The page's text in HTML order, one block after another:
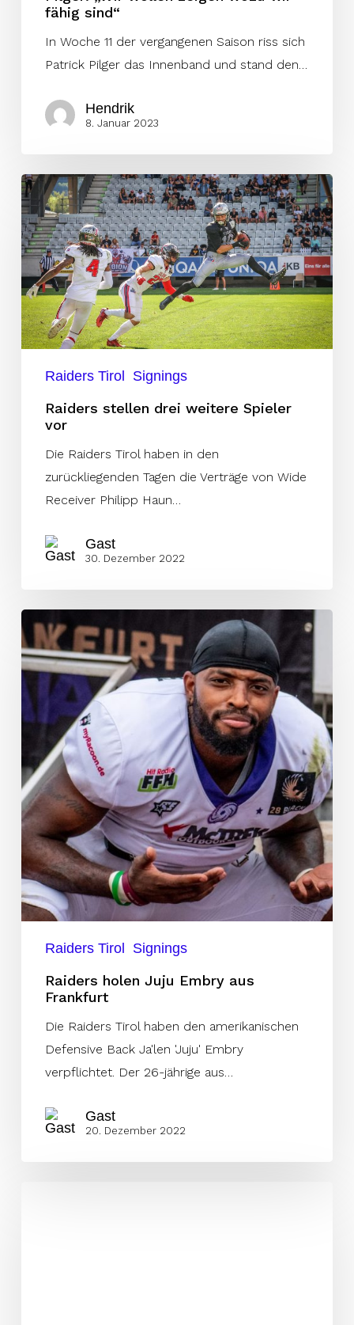
fähig sind“
In Woche 11 der vergangenen Saison riss sich
Patrick Pilger das Innenband und stand den…
Hendrik
8. Januar 2023
Raiders
stellen
drei
weitere
Spieler
vor
Raiders Tirol Signings
Raiders stellen drei weitere Spieler
vor
Die Raiders Tirol haben in den
zurückliegenden Tagen die Verträge von Wide
Receiver Philipp Haun…
Gast
30. Dezember 2022
Raiders
holen
Juju
Embry
aus
Frankfurt
Raiders Tirol Signings
Raiders holen Juju Embry aus
Frankfurt
Die Raiders Tirol haben den amerikanischen
Defensive Back Ja'len 'Juju' Embry
verpflichtet. Der 26-jährige aus…
Gast
20. Dezember 2022